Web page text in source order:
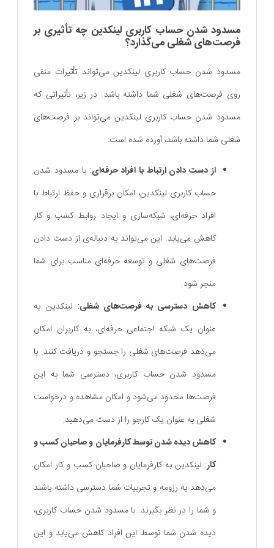
مسدود شدن حساب کاربری لینکدین چه تأثیری بر
فرصت‌های شغلی می‌گذارد؟
مسدود شدن حساب کاربری لینکدین می‌تواند تأثیرات منفی
روی فرصت‌های شغلی شما داشته باشد. در زیر، تأثیراتی که
مسدود شدن حساب کاربری لینکدین می‌تواند بر فرصت‌های
شغلی شما داشته باشد، آورده شده است:
از دست دادن ارتباط با افراد حرفه‌ای: با مسدود شدن
حساب کاربری لینکدین، امکان برقراری و حفظ ارتباط با
افراد حرفه‌ای، شبکه‌سازی و ایجاد روابط کسب و کار
کاهش می‌یابد. این می‌تواند به دنباله‌ی از دست دادن
فرصت‌های شغلی و توسعه حرفه‌ای مناسب برای شما
منجر شود.
کاهش دسترسی به فرصت‌های شغلی: لینکدین به
عنوان یک شبکه اجتماعی حرفه‌ای، به کاربران امکان
می‌دهد فرصت‌های شغلی را جستجو و دریافت کنند. با
مسدود شدن حساب کاربری، دسترسی شما به این
فرصت‌ها محدود می‌شود و امکان مشاهده و درخواست
شغلی به عنوان یک کارجو را از دست می‌دهید.
کاهش دیده شدن توسط کارفرمایان و صاحبان کسب و
کار: لینکدین به کارفرمایان و صاحبان کسب و کار امکان
می‌دهد به رزومه و تجربیات شما دسترسی داشته باشند
و شما را در نظر بگیرند. با مسدود شدن حساب کاربری،
دیده شدن شما توسط این افراد کاهش می‌یابد و این